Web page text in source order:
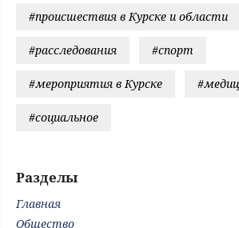
#происшествия в Курске и области
#расследования #спорт
#мероприятия в Курске
#социальное
Разделы
Главная
Общество